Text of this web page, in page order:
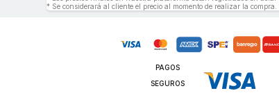
* Se considerará al cliente el precio al momento de realizar la
PAGOS
SEGUROS